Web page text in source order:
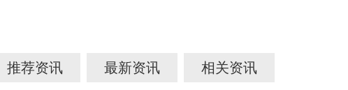
推荐资讯 最新资讯 相关资讯